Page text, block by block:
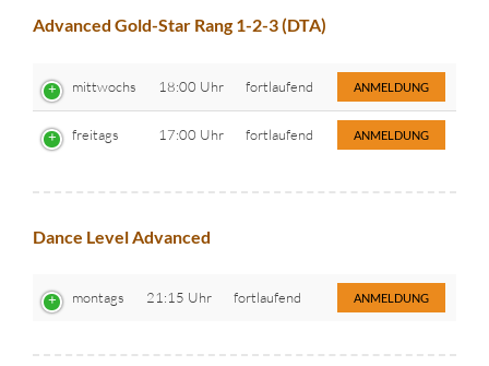
Advanced Gold-Star Rang 1-2-3 (DTA)
mittwochs 18:00 Uhr fortlaufend ANMELDUNG
freitags 17:00 Uhr fortlaufend ANMELDUNG
Dance Level Advanced
montags 21:15 Uhr fortlaufend ANMELDUNG